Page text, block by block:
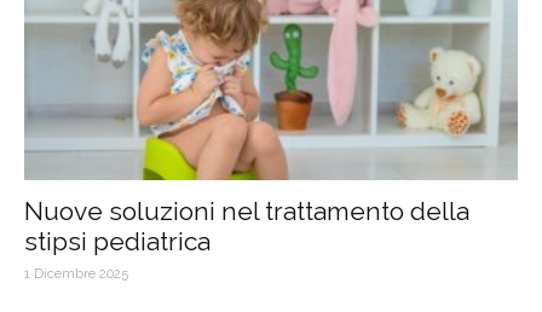
Nuove soluzioni nel trattamento della
stipsi pediatrica
1 Dicembre 2025